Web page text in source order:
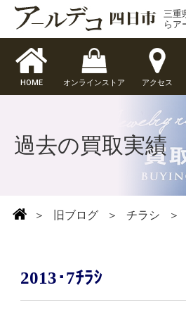
三重
らア
HOME オンラインストア アクセス
過去の買取実績
＞ 旧ブログ ＞ チラシ ＞
2013･7ﾁﾗｼ